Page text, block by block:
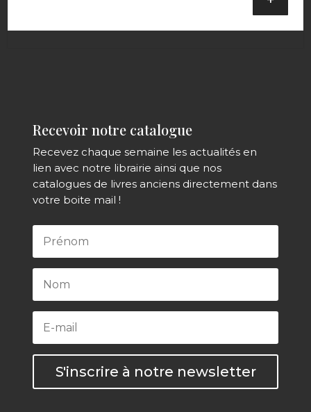
Recevoir notre catalogue
Recevez chaque semaine les actualités en
lien avec notre librairie ainsi que nos
catalogues de livres anciens directement dans
votre boite mail !
S'inscrire à notre newsletter